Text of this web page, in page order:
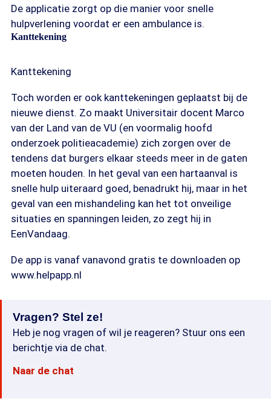
De applicatie zorgt op die manier voor snelle
hulpverlening voordat er een ambulance is.
Kanttekening
Kanttekening
Toch worden er ook kanttekeningen geplaatst bij de
nieuwe dienst. Zo maakt Universitair docent Marco
van der Land van de VU (en voormalig hoofd
onderzoek politieacademie) zich zorgen over de
tendens dat burgers elkaar steeds meer in de gaten
moeten houden. In het geval van een hartaanval is
snelle hulp uiteraard goed, benadrukt hij, maar in het
geval van een mishandeling kan het tot onveilige
situaties en spanningen leiden, zo zegt hij in
EenVandaag.
De app is vanaf vanavond gratis te downloaden op
www.helpapp.nl
Vragen? Stel ze!
Heb je nog vragen of wil je reageren? Stuur ons een
berichtje via de chat.
Naar de chat